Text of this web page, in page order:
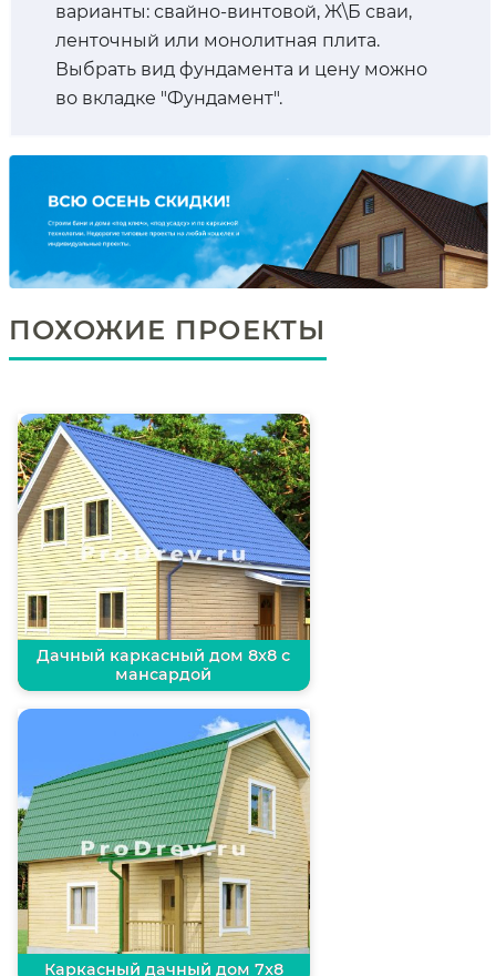
варианты: свайно-винтовой, Ж\Б сваи,
ленточный или монолитная плита.
Выбрать вид фундамента и цену можно
во вкладке "Фундамент".
ПОХОЖИЕ ПРОЕКТЫ
Дачный каркасный дом 8х8 с
мансардой
Каркасный дачный дом 7х8